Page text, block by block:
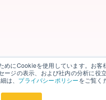
めにCookieを使用しています。お客
ージの表示、および社内の分析に役
は、 プライバシーポリシーをご覧く